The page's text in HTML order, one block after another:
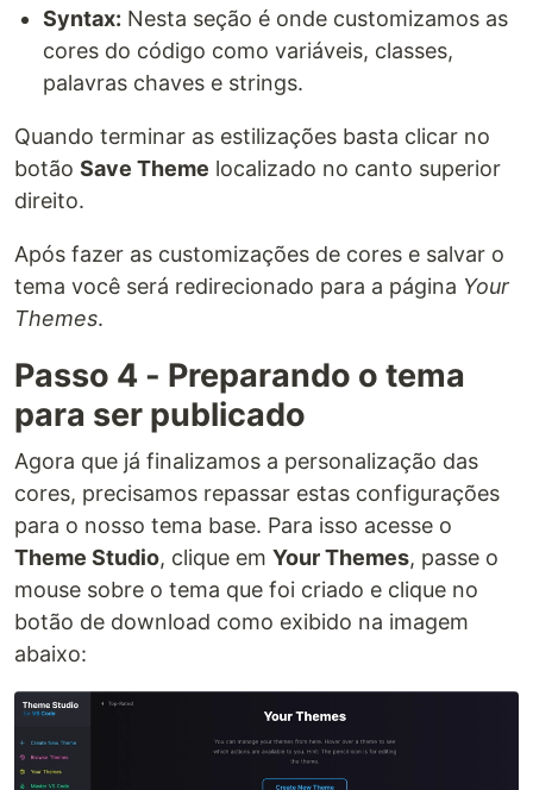
Syntax: Nesta seção é onde customizamos as
cores do código como variáveis, classes,
palavras chaves e strings.
Quando terminar as estilizações basta clicar no
botão Save Theme localizado no canto superior
direito.
Após fazer as customizações de cores e salvar o
tema você será redirecionado para a página Your
Themes.
Passo 4 - Preparando o tema
para ser publicado
Agora que já finalizamos a personalização das
cores, precisamos repassar estas configurações
para o nosso tema base. Para isso acesse o
Theme Studio, clique em Your Themes, passe o
mouse sobre o tema que foi criado e clique no
botão de download como exibido na imagem
abaixo: